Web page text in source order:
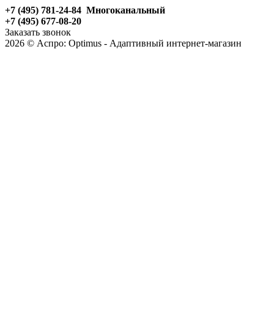
+7 (495) 781-24-84 Многоканальный
+7 (495) 677-08-20
Заказать звонок
2026 © Аспро: Optimus - Адаптивный интернет-магазин